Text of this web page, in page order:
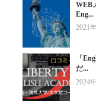
WEB
Eng...
2021
「
だ...
2024